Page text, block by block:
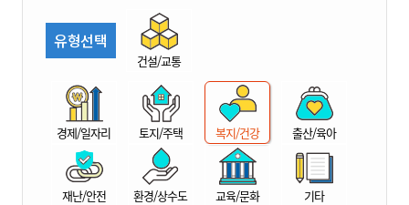
시
산
유형선택
건설/교통
경제/일자리 토지/주택 복지/건강 출산/육아
재난/안전 환경/상수도 교육/문화 기타